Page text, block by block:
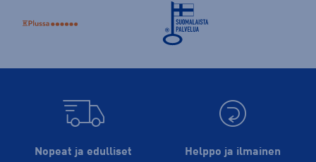
Nopeat ja edulliset
Helppo ja ilmainen